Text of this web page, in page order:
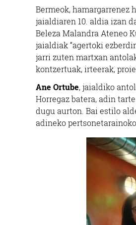
Bermeok, hamargarrenez
jaialdiaren 10. aldia izan
Beleza Malandra Ateneo
jaialdiak “agertoki
jarri zuten martxan
kontzertuak, irteerak,
Ane Ortube, jaialdiko
Horregaz batera, adin
dugu aurton. Bai estilo
adineko